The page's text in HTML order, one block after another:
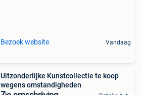
Bezoek website Vandaag
Uitzonderlijke Kunstcollectie te koop
wegens omstandigheden